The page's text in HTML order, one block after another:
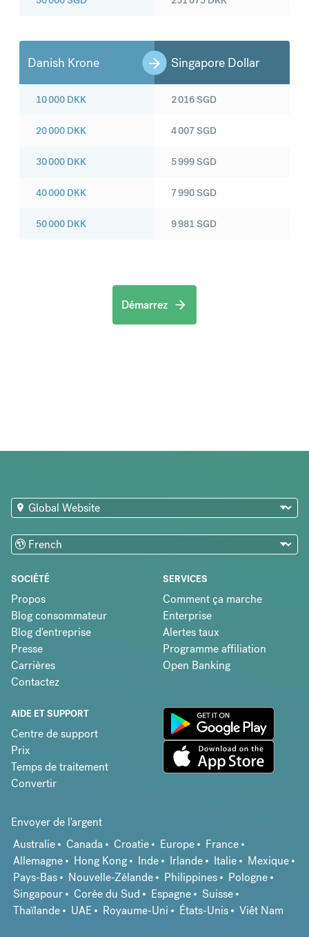
Danish Krone Singapore Dollar
10 000 DKK
20 000 DKK
30 000 DKK
40 000 DKK
50 000 DKK
2 016SGD
4 007SGD
5 999SGD
7 990SGD
9 981SGD
Démarrez
SOCIÉTÉ
Propos
Blog consommateur
Blog d'entreprise
Presse
Carrières
Contactez
SERVICES
Comment ça marche
Enterprise
Alertes taux
Programme affiliation
Open Banking
AIDE ET SUPPORT
Centre de support
Prix
Temps de traitement
Convertir
Envoyer de l'argent
Australie
Canada Croatie Europe
France
Allemagne
Hong Kong Inde Irlande Italie
Mexique
Pays-Bas
Nouvelle-Zélande Philippines
Pologne
Singapour
Corée du Sud Espagne
Suisse
Thaïlande
UAE Royaume-Uni États-Unis Viêt Nam